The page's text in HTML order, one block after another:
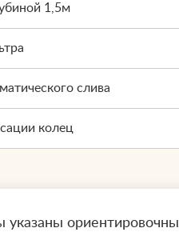
1,5м
слива
колец
указаны